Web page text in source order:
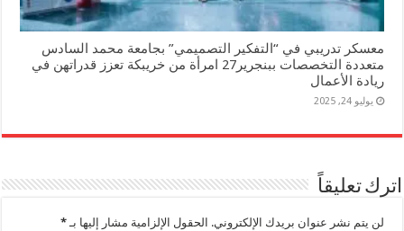
معسكر تدريبي في “التفكير التصميمي” بجامعة محمد السادس
متعددة التخصصات ببنجرير27 امرأة من خريبكة تعزز قدراتهن في
ريادة الأعمال
يوليو 24, 2025
اترك تعليقاً
لن يتم نشر عنوان بريدك الإلكتروني. الحقول الإلزامية مشار إليها بـ*